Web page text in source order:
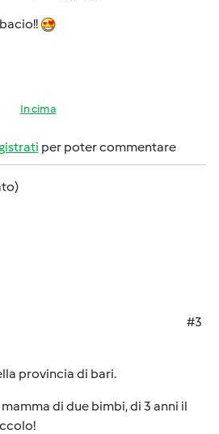
In cima
per poter commentare
#3
provincia di bari.
di due bimbi, di 3 anni il